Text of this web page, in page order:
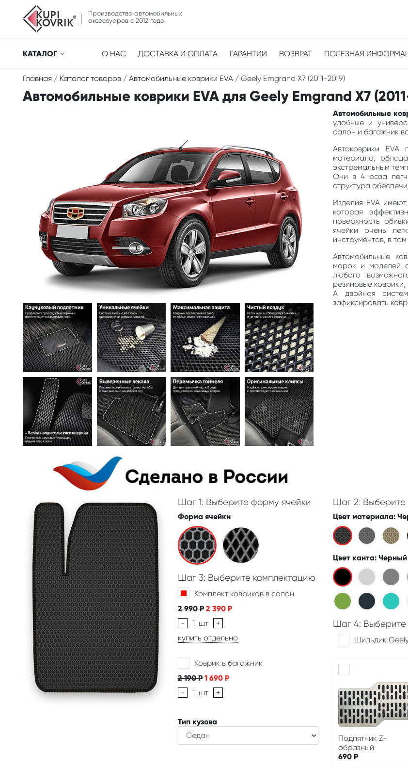
Производство автомобильных
аксессуаров с 2012 года
КАТАЛОГ О НАС ДОСТАВКА И ОПЛАТА ГАРАНТИИ ВОЗВРАТ ПОЛЕЗНАЯ
Главная / Каталог товаров / Автомобильные коврики EVA / Geely Emgrand X7 (2011-2019)
Автомобильные коврики EVA для Geely Emgrand X7
Автомобильные
удобные и
салон и багажник
Автоковрики EVA
материала,
экстремальным
Они в 4 раза
структура
Изделия EVA
которая
поверхность
ячейки очень
инструментов, в
Автомобильные
марок и моделей
любого
резиновые
А двойная
зафиксировать
Шаг 1: Выберите форму ячейки
Форма ячейки
Шаг 3: Выберите комплектацию
Комплект ковриков в салон
2 990Р 2 390 Р
-
1 шт
+
купить отдельно
Коврик в багажник
2 190Р 1 690 Р
-
1 шт +
Тип кузова
Шаг 2: Выберите
Цвет материала:
Цвет канта: Черный
Шаг 4: Выберите
Шильдик
Подпятник Z-
образный
690 Р